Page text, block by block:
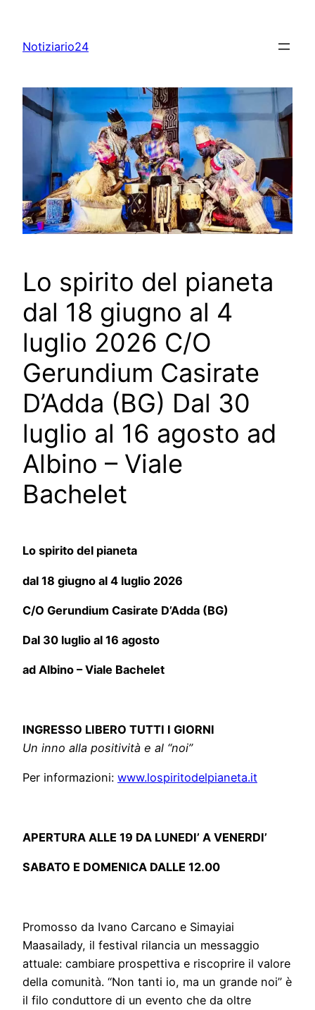
content
Notiziario24
Lo spirito del pianeta
dal 18 giugno al 4
luglio 2026 C/O
Gerundium Casirate
D’Adda (BG) Dal 30
luglio al 16 agosto ad
Albino – Viale
Bachelet
Lo spirito del pianeta
dal 18 giugno al 4 luglio 2026
C/O Gerundium Casirate D’Adda (BG)
Dal 30 luglio al 16 agosto
ad Albino – Viale Bachelet
INGRESSO LIBERO TUTTI I GIORNI
Un inno alla positività e al “noi”
Per informazioni: www.lospiritodelpianeta.it
APERTURA ALLE 19 DA LUNEDI’ A VENERDI’
SABATO E DOMENICA DALLE 12.00
Promosso da Ivano Carcano e Simayiai
Maasailady, il festival rilancia un messaggio
attuale: cambiare prospettiva e riscoprire il valore
della comunità. “Non tanti io, ma un grande noi” è
il filo conduttore di un evento che da oltre